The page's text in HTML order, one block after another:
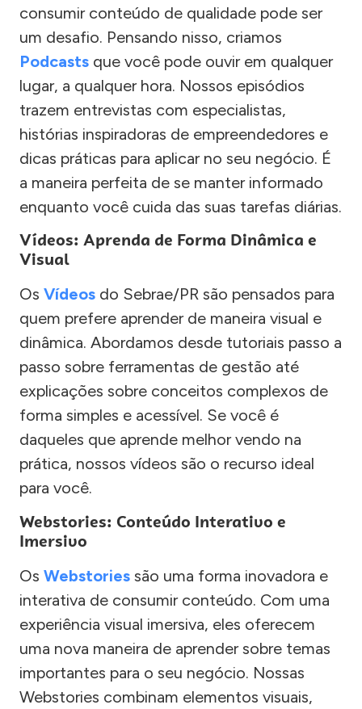
consumir conteúdo de qualidade pode ser
um desafio. Pensando nisso, criamos
Podcasts que você pode ouvir em qualquer
lugar, a qualquer hora. Nossos episódios
trazem entrevistas com especialistas,
histórias inspiradoras de empreendedores e
dicas práticas para aplicar no seu negócio. É
a maneira perfeita de se manter informado
enquanto você cuida das suas tarefas diárias.
Vídeos: Aprenda de Forma Dinâmica e
Visual
Os Vídeos do Sebrae/PR são pensados para
quem prefere aprender de maneira visual e
dinâmica. Abordamos desde tutoriais passo a
passo sobre ferramentas de gestão até
explicações sobre conceitos complexos de
forma simples e acessível. Se você é
daqueles que aprende melhor vendo na
prática, nossos vídeos são o recurso ideal
para você.
Webstories: Conteúdo Interativo e
Imersivo
Os Webstories são uma forma inovadora e
interativa de consumir conteúdo. Com uma
experiência visual imersiva, eles oferecem
uma nova maneira de aprender sobre temas
importantes para o seu negócio. Nossas
Webstories combinam elementos visuais,